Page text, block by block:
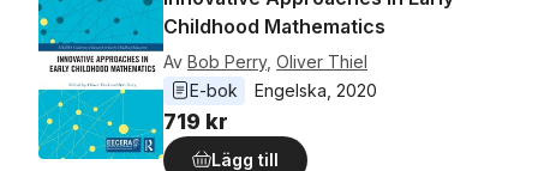
Childhood Mathematics
Av Bob Perry, Oliver Thiel
E-bok
Engelska 2020
719 kr
Lägg till